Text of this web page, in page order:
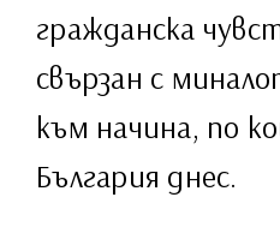
гражданска
свързан с
към начина, по
България днес.